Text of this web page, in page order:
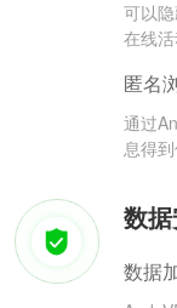
可以
在线活
匿名
通过
息得到
数
数据